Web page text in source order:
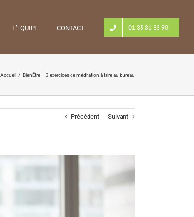
L’EQUIPE CONTACT 01 83 81 85 90
Accueil / BienÊtre – 3 exercices de méditation à faire au bureau
Précédent Suivant